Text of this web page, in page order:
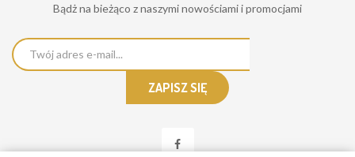
Bądż na bieżąco z naszymi nowościami i promocjami